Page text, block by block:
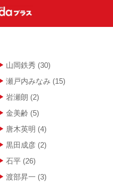
山岡鉄秀 (30)
瀬戸内みなみ (15)
岩瀬朗 (2)
金美齢 (5)
唐木英明 (4)
黒田成彦 (2)
石平 (26)
(11)
渡部昇一 (3)